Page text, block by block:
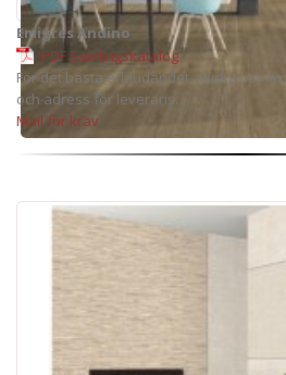
Emigres Andino
PDF Samlingskatalog
För det bästa erbjudandet, skicka oss
och adress för leverans.
Mail för krav